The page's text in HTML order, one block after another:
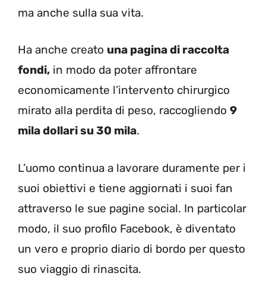
ma anche sulla sua vita.
Ha anche creato una pagina di raccolta
fondi, in modo da poter affrontare
economicamente l’intervento chirurgico
mirato alla perdita di peso, raccogliendo 9
mila dollari su 30 mila.
L’uomo continua a lavorare duramente per i
suoi obiettivi e tiene aggiornati i suoi fan
attraverso le sue pagine social. In particolar
modo, il suo profilo Facebook, è diventato
un vero e proprio diario di bordo per questo
suo viaggio di rinascita.